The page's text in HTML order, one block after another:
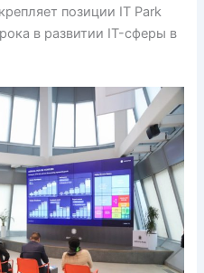
позиции IT Park
в развитии IT-сферы в